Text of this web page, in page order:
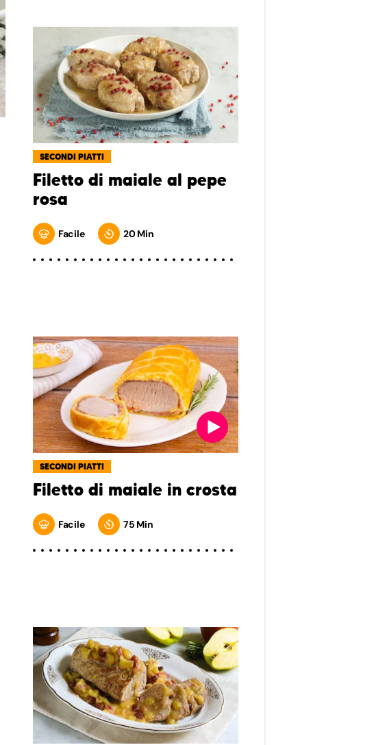
SECONDI PIATTI
Filetto di maiale al pepe
rosa
Facile 20 Min
SECONDI PIATTI
Filetto di maiale in crosta
Facile 75 Min